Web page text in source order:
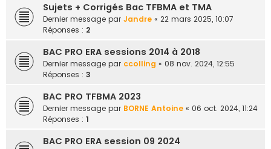
Sujets + Corrigés Bac TFBMA et TMA
Dernier message par Jandre « 22 mars 2025, 10:07
Réponses : 2
BAC PRO ERA sessions 2014 à 2018
Dernier message par ccolling « 08 nov. 2024, 12:55
Réponses : 3
BAC PRO TFBMA 2023
Dernier message par BORNE Antoine « 06 oct. 2024, 11:24
Réponses : 1
BAC PRO ERA session 09 2024